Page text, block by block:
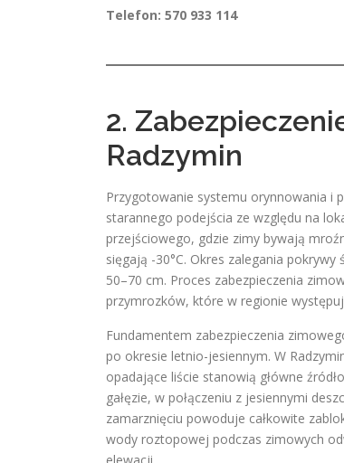
Telefon: 570 933 114
2.
Radzymin
Przygotowanie systemu orynnowania i
starannego podejścia ze względu na
przejściowego, gdzie zimy bywają
sięgają -30°C. Okres zalegania
50–70 cm. Proces zabezpieczenia
przymrozków, które w regionie
Fundamentem zabezpieczenia
po okresie letnio-jesiennym. W
opadające liście stanowią główne
gałęzie, w połączeniu z jesiennymi
zamarznięciu powoduje całkowite
wody roztopowej podczas zimowych